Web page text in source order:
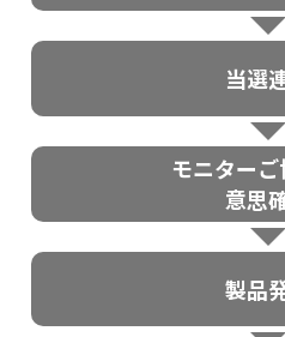
当選
モニター
意思
製品